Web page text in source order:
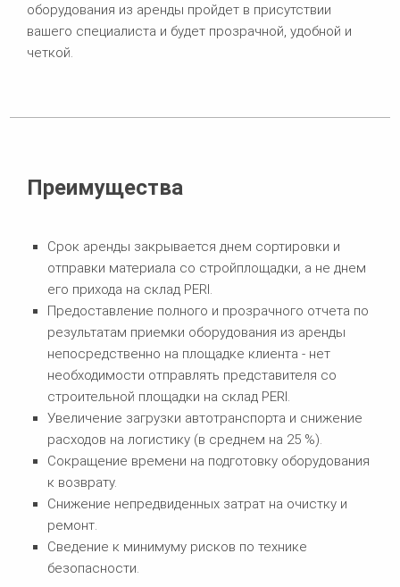
оборудования из аренды пройдет в присутствии
вашего специалиста и будет прозрачной, удобной и
четкой.
Преимущества
Срок аренды закрывается днем сортировки и
отправки материала со стройплощадки, а не днем
его прихода на склад PERI.
Предоставление полного и прозрачного отчета по
результатам приемки оборудования из аренды
непосредственно на площадке клиента - нет
необходимости отправлять представителя со
строительной площадки на склад PERI.
Увеличение загрузки автотранспорта и снижение
расходов на логистику (в среднем на 25 %).
Сокращение времени на подготовку оборудования
к возврату.
Снижение непредвиденных затрат на очистку и
ремонт.
Сведение к минимуму рисков по технике
безопасности.